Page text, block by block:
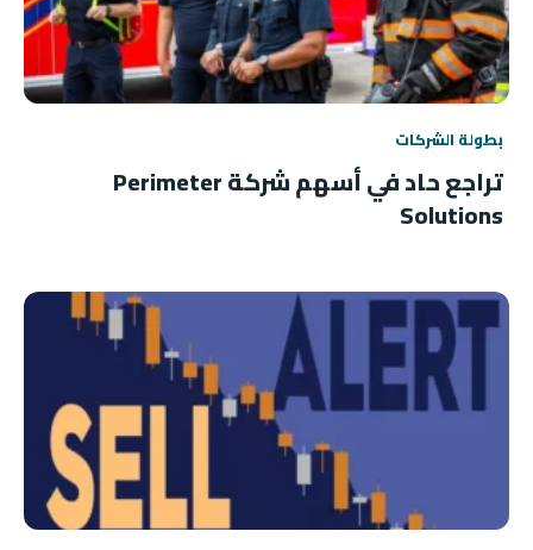
بطولة الشركات
تراجع حاد في أسهم شركة Perimeter
Solutions